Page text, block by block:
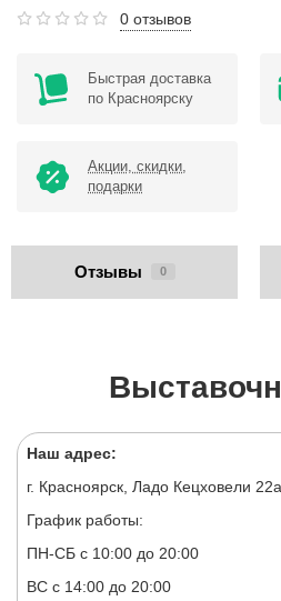
0 отзывов
Быстрая доставка
по Красноярску
Акции, скидки,
подарки
Отзывы 0
Наш адрес:
г. Красноярск, Ладо Кецховели 22а
График работы:
ПН-СБ с 10:00 до 20:00
ВС с 14:00 до 20:00